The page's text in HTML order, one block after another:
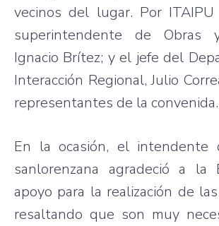
vecinos del lugar. Por
superintendente de Obras
Ignacio Brítez; y el jefe del
Interacción Regional, Julio
representantes de la convenida.
En la ocasión, el intendente
sanlorenzana agradeció a la
apoyo para la realización de
resaltando que son muy